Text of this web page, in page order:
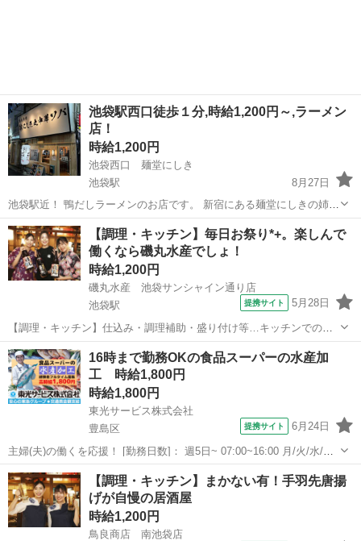
池袋駅西口徒歩１分,時給1,200円～,ラーメン
店！
時給1,200円
池袋西口 麺堂にしき
池袋駅
8月27日
池袋駅近！ 鴨だしラーメンのお店です。 新宿にある麺堂にしきの姉妹
店で、 接客・配膳・簡単な調理等を手伝っていただきます。 未経験の
方、歓迎です！ ラーメン屋を本気で志す方、歓迎です！ 正社員希望の
方...
東京 豊島区 池袋駅 キッチン スタッフ
【調理・キッチン】毎日お祭り*+。楽しんで
働くなら磯丸水産でしょ！
時給1,200円
磯丸水産 池袋サンシャイン通り店
池袋駅
提携サイト 5月28日
【調理・キッチン】仕込み・調理補助・盛り付け等…キッチンでの業
務全般をお任せします!まずは、盛り付けなどの調理サポートから始め
てもらいます! お仕事は先輩スタッフがイチからお教えするので、未経
験の方も安心♪分からないことがあ...
東京 豊島区 池袋駅 キッチン
16時まで勤務OKの食品スーパーの水産加
工 時給1,800円
時給1,800円
東光サービス株式会社
豊島区
提携サイト 6月24日
主婦(夫)の働くを応援！ [勤務日数]： 週5日~ 07:00~16:00 月/火/水/木/
金/土/日 などから選べます [勤務地・最寄駅]： 東京都豊島区南池袋3-
9-5 サトミビル（勤務地） 東光サービス株式会社／東...
東京 豊島区 キッチン
【調理・キッチン】まかない有！手羽先唐揚
げが自慢の居酒屋
時給1,200円
鳥良商店 南池袋店